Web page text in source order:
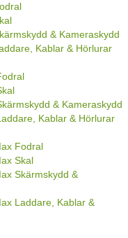
& Kameraskydd
Kablar & Hörlurar
& Kameraskydd
Kablar & Hörlurar
Fodral
Skal
Skärmskydd &
Laddare, Kablar &